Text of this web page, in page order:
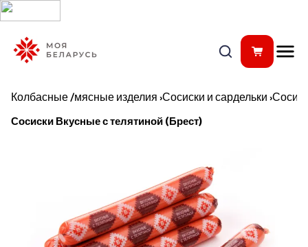
Колбасные /мясные изделия ›Сосиски и сардельки ›
Сосиски Вкусные с телятиной (Брест)